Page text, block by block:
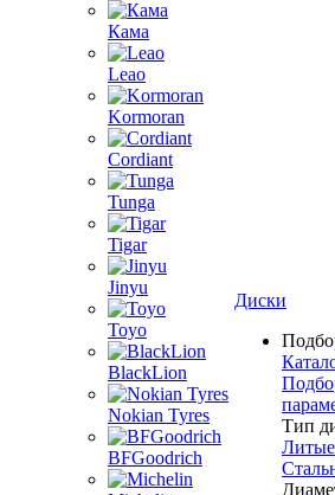
Кама
Leao
Kormoran
Cordiant
Tunga
Tigar
Jinyu
Toyo
BlackLion
Nokian Tyres
BFGoodrich
Диски
Тип